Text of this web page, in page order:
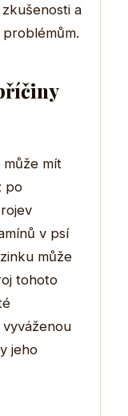
a
mít
po
v psí
může
tohoto
jeho